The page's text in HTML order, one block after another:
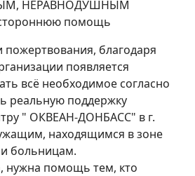
НЕРАВНОДУШНЫМ
помощь
пожертвования, благодаря
появляется
всё необходимое согласно
реальную поддержку
" ОКВЕАН-ДОНБАСС" в г.
находящимся в зоне
больницам.
нужна помощь тем, кто